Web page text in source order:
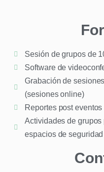
Sesión de grupos de
Software de
Grabación de
(sesiones online)
Reportes post eventos
Actividades de grupos
espacios de